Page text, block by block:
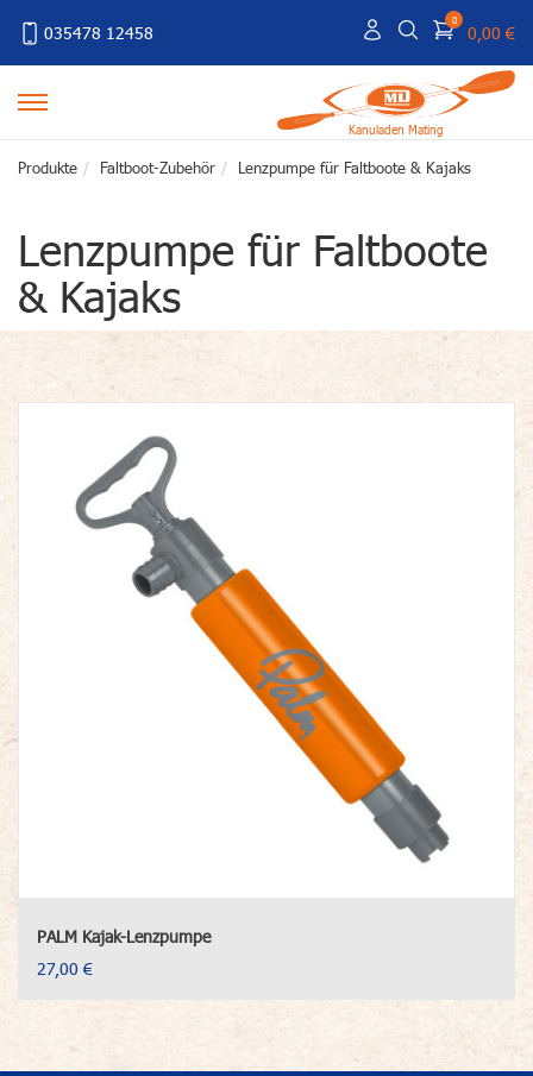
035478 12458
0
0,00 €
Kanuladen Mating
Produkte Faltboot-Zubehör Lenzpumpe für Faltboote & Kajaks
Lenzpumpe für Faltboote
& Kajaks
PALM Kajak-Lenzpumpe
27,00 €